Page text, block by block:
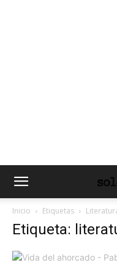
Inicio Etiquetas
Etiqueta: